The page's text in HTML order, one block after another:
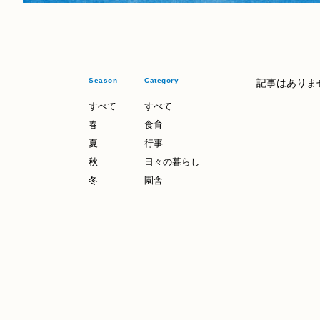
Season
すべて
春
夏
秋
冬
Category
すべて
食育
行事
日々の暮らし
園舎
記事はありま